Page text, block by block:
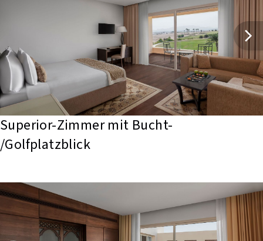
Superior-Zimmer mit Bucht-
/Golfplatzblick